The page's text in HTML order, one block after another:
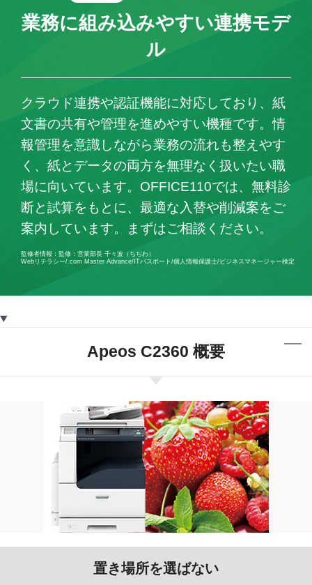
業務に組み込みやすい連携モデ
ル
クラウド連携や認証機能に対応しており、紙
文書の共有や管理を進めやすい機種です。情
報管理を意識しながら業務の流れも整えやす
く、紙とデータの両方を無理なく扱いたい職
場に向いています。OFFICE110では、無料診
断と試算をもとに、最適な入替や削減案をご
案内しています。まずはご相談ください。
監修者情報：監修：営業部長 千々波（ちぢわ）
Webリテラシー/.com Master Advance/ITパスポート/個人情報保護士/ビジネスマネージャー検定
Apeos C2360 概要
置き場所を選ばない